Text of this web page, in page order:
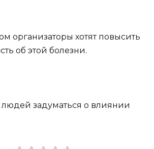
организаторы хотят повысить
об этой болезни.
людей задуматься о влиянии